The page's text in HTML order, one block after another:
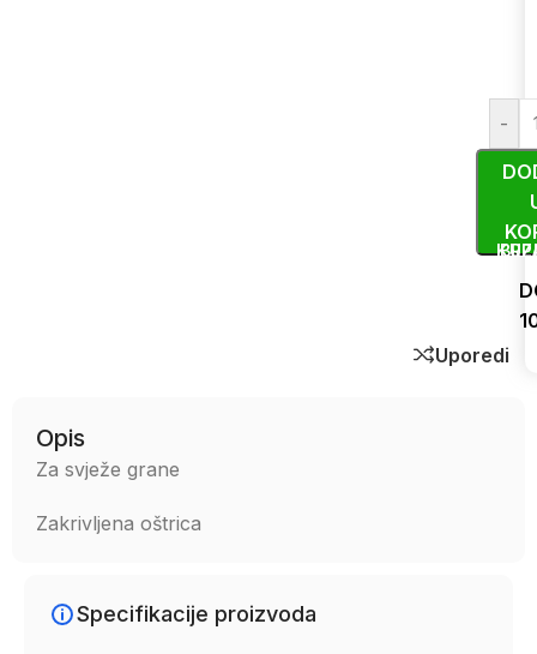
-
Uporedi
Opis
Za svježe grane
Zakrivljena oštrica
Specifikacije proizvoda